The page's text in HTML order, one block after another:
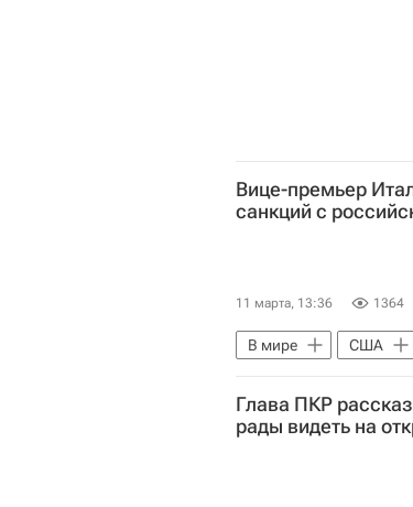
Вице-премьер
санкций с
11 марта, 13:36 1364
В мире США
Дональд Трамп
Глава ПКР
рады видеть на